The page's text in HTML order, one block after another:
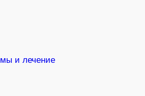
и лечение